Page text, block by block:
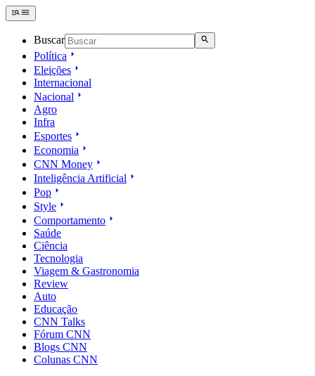
Buscar
Política
Eleições
Internacional
Nacional
Agro
Infra
Esportes
Economia
CNN Money
Inteligência Artificial
Pop
Style
Comportamento
Saúde
Ciência
Tecnologia
Viagem & Gastronomia
Review
Auto
Educação
CNN Talks
Fórum CNN
Blogs CNN
Colunas CNN